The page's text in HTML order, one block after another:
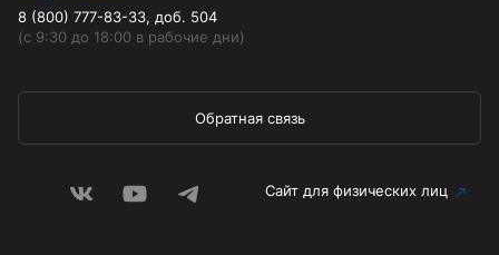
8 (800) 777-83-33, доб. 504
(с 9:30 до 18:00 в рабочие дни)
Обратная связь
Сайт для физических лиц